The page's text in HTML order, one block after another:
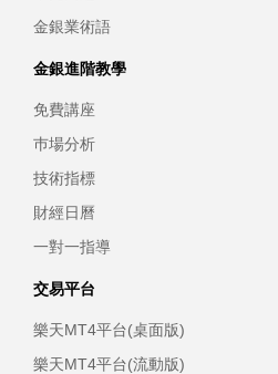
金銀業術語
金銀進階教學
免費講座
巿場分析
技術指標
財經日曆
一對一指導
交易平台
樂天MT4平台(桌面版)
樂天MT4平台(流動版)